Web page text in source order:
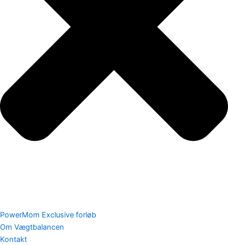
PowerMom Exclusive forløb
Om Vægtbalancen
Kontakt